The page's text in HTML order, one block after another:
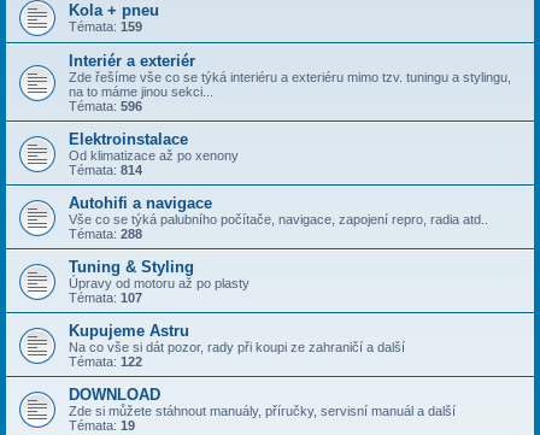
Kola + pneu
Témata: 159
Interiér a exteriér
Zde řešíme vše co se týká interiéru a exteriéru mimo tzv. tuningu a stylingu,
na to máme jinou sekci...
Témata: 596
Elektroinstalace
Od klimatizace až po xenony
Témata: 814
Autohifi a navigace
Vše co se týká palubního počítače, navigace, zapojení repro, radia atd..
Témata: 288
Tuning & Styling
Úpravy od motoru až po plasty
Témata: 107
Kupujeme Astru
Na co vše si dát pozor, rady při koupi ze zahraničí a další
Témata: 122
DOWNLOAD
Zde si můžete stáhnout manuály, příručky, servisní manuál a další
Témata: 19